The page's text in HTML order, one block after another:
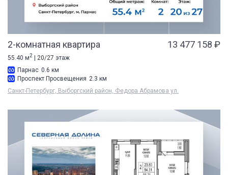
2-комнатная квартира 13 477 158 ₽
55.40 м2 | 20/27 этаж
Парнас 0.6 км
Проспект Просвещения 2.3 км
Санкт-Петербург, Выборгский район, Федора Абрамова ул.